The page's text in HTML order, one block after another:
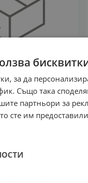
50 г
лв.
за да
Също така
партньори за
сте им